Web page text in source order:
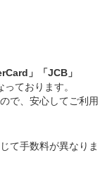
」「JCB」
っております。
で、安心してご利用
て手数料が異なりま